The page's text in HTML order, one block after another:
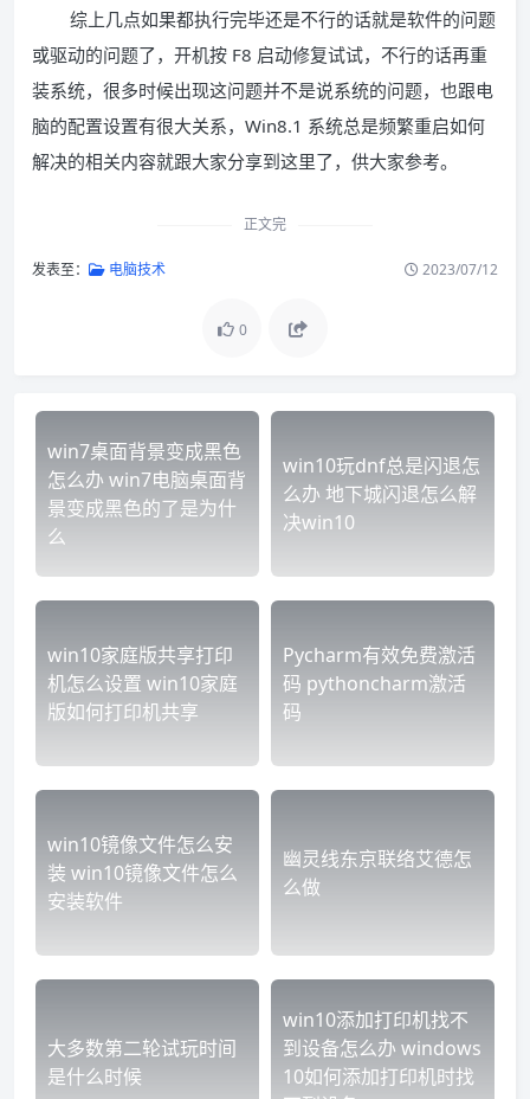
综上几点如果都执行完毕还是不行的话就是软件的问题
或驱动的问题了，开机按 F8 启动修复试试，不行的话再重
装系统，很多时候出现这问题并不是说系统的问题，也跟电
脑的配置设置有很大关系，Win8.1 系统总是频繁重启如何
解决的相关内容就跟大家分享到这里了，供大家参考。
正文完
发表至： 电脑技术 2023/07/12
0
win7桌面背景变成黑色
怎么办 win7电脑桌面背
景变成黑色的了是为什
么
win10玩dnf总是闪退怎
么办 地下城闪退怎么解
决win10
win10家庭版共享打印
机怎么设置 win10家庭
版如何打印机共享
Pycharm有效免费激活
码 pythoncharm激活
码
win10镜像文件怎么安
装 win10镜像文件怎么
安装软件
幽灵线东京联络艾德怎
么做
大多数第二轮试玩时间
是什么时候
win10添加打印机找不
到设备怎么办 windows
10如何添加打印机时找